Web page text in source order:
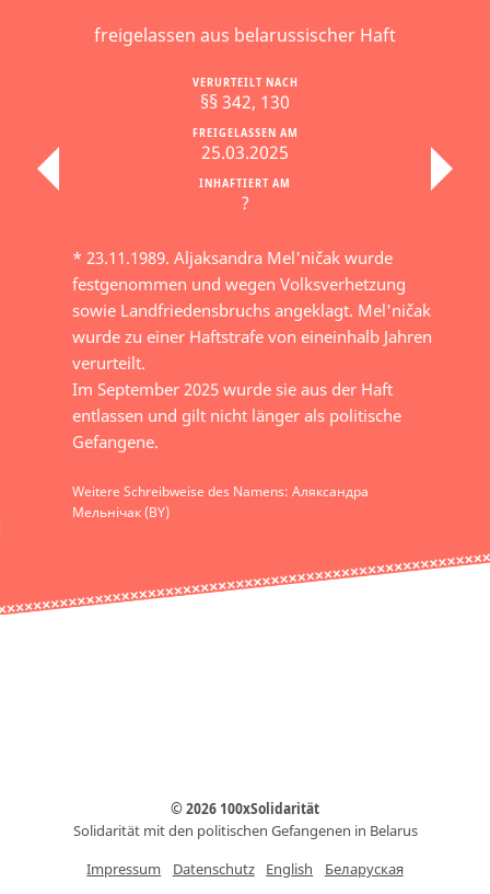
freigelassen aus belarussischer Haft
INHAFTIERT AM
?
FREIGELASSEN AM
25.03.2025
VERURTEILT NACH
§§ 342, 130
* 23.11.1989. Aljaksandra Mel'ničak wurde
festgenommen und wegen Volksverhetzung
sowie Landfriedensbruchs angeklagt. Mel'ničak
wurde zu einer Haftstrafe von eineinhalb Jahren
verurteilt.
Im September 2025 wurde sie aus der Haft
entlassen und gilt nicht länger als politische
Gefangene.
Weitere Schreibweise des Namens: Аляксандра
Мельнічак (BY)
© 2026 100xSolidarität
Solidarität mit den politischen Gefangenen in Belarus
Impressum
Datenschutz English Беларуская